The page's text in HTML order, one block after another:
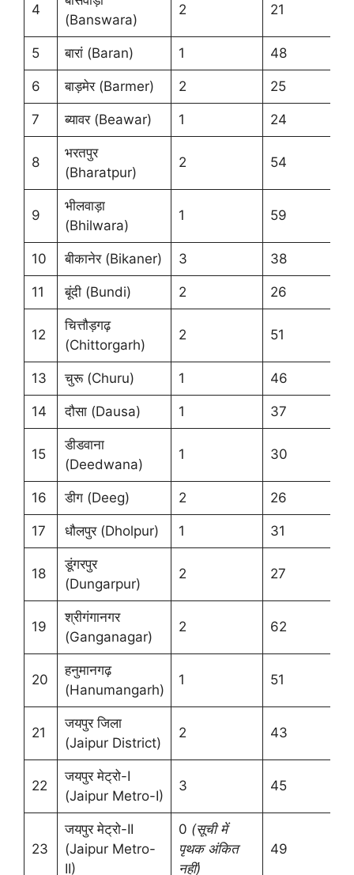
4
(Banswara)
2 21
5 बारां (Baran) 1 48
6 बाड़मेर (Barmer) 2 25
7 ब्यावर (Beawar) 1 24
8
भरतपुर
(Bharatpur)
2 54
9
भीलवाड़ा
(Bhilwara)
1 59
10 बीकानेर (Bikaner) 3 38
11 बूंदी (Bundi) 2 26
12
चित्तौड़गढ़
(Chittorgarh)
2 51
13 चुरू (Churu) 1 46
14 दौसा (Dausa) 1 37
15
डीडवाना
(Deedwana)
1 30
16 डीग (Deeg) 2 26
17 धौलपुर (Dholpur) 1 31
18
डूंगरपुर
(Dungarpur)
2 27
19
श्रीगंगानगर
(Ganganagar)
2 62
20
हनुमानगढ़
(Hanumangarh)
1 51
21
जयपुर जिला
(Jaipur District)
2 43
22
जयपुर मेट्रो-I
(Jaipur Metro-I)
3 45
23
जयपुर मेट्रो-II
(Jaipur Metro-
II)
0 (सूची में
पृथक अंकित
नहीं)
49